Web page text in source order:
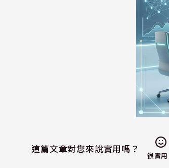
這篇文章對您來說實用嗎？
很實用